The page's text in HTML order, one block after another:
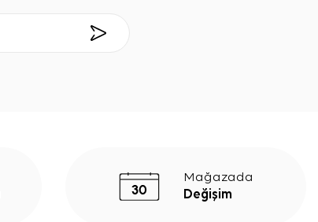
Mağazada
Değişim